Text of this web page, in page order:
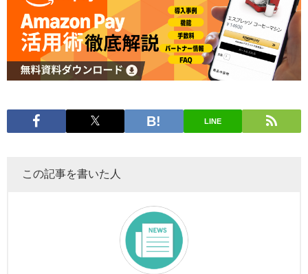
LINE
この記事を書いた人